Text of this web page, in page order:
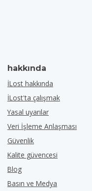
hakkında
İLost hakkında
İLost'ta çalışmak
Yasal uyarılar
Veri İşleme Anlaşması
Güvenlik
Kalite güvencesi
Blog
Basın ve Medya